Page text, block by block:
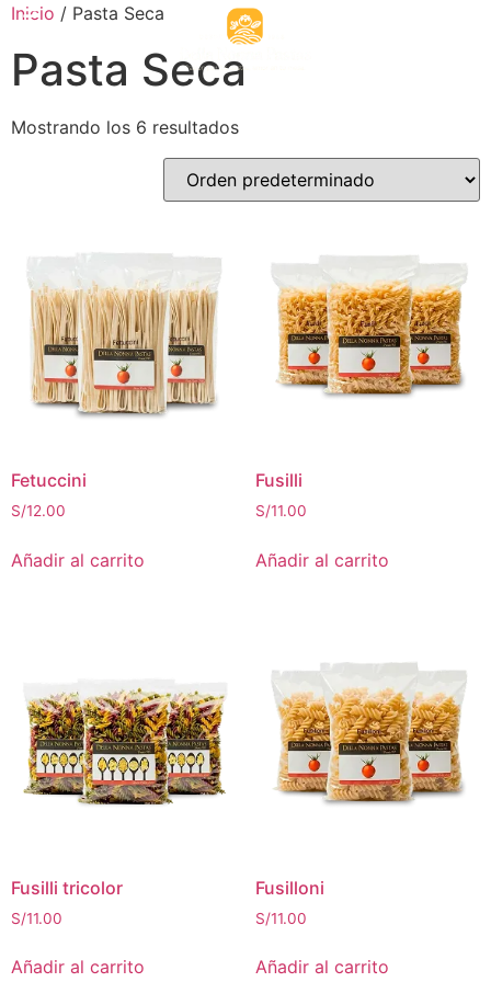
Inicio / Pasta Seca
Pasta Seca
Mostrando los 6 resultados
Fetuccini
S/12.00
Añadir al carrito
Fusilli
S/11.00
Añadir al carrito
Fusilli tricolor
S/11.00
Añadir al carrito
Fusilloni
S/11.00
Añadir al carrito